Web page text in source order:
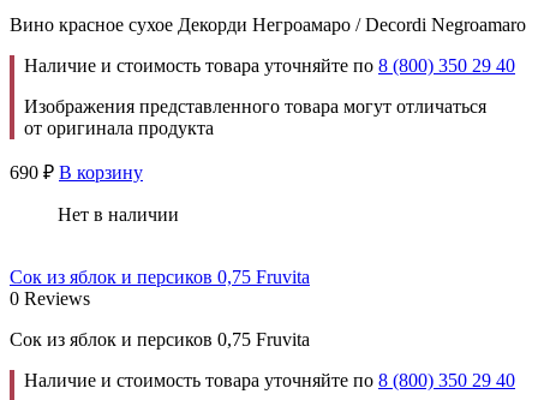
Вино красное сухое Декорди Негроамаро / Decordi Negroamaro
Наличие и стоимость товара уточняйте по 8 (800) 350 29 40
Изображения представленного товара могут отличаться
от оригинала продукта
690 ₽ В корзину
Нет в наличии
Сок из яблок и персиков 0,75 Fruvita
0 Reviews
Сок из яблок и персиков 0,75 Fruvita
Наличие и стоимость товара уточняйте по 8 (800) 350 29 40